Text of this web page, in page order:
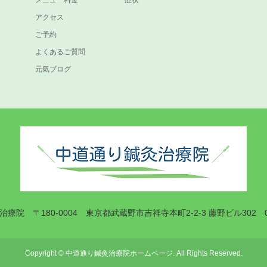
アクセス
ご予約
よくあるご質問
元氣ブログ
療院 〒180-0004 東京都武蔵野市吉祥寺本町2-2-3 藤野ビル302
Copyright© 中道通り鍼灸治療院ホームページ. All Rights Reserved.